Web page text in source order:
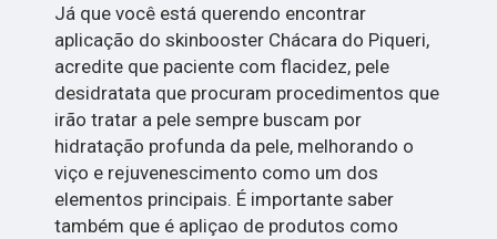
Já que você está querendo encontrar
aplicação do skinbooster Chácara do Piqueri,
acredite que paciente com flacidez, pele
desidratata que procuram procedimentos que
irão tratar a pele sempre buscam por
hidratação profunda da pele, melhorando o
viço e rejuvenescimento como um dos
elementos principais. É importante saber
também que é apliçao de produtos como